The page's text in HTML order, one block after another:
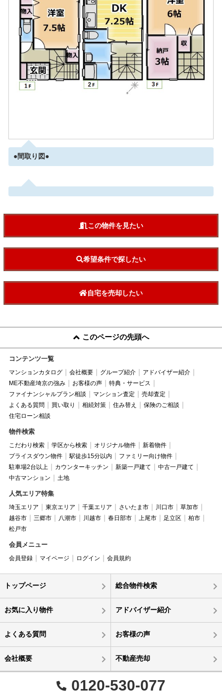
●間取り図●
この物件を見たい
希望条件で探したい
自宅を売却したい
このページの先頭へ
コンテンツ一覧
マンションカタログ 会社概要 グループ紹介
アドバイザー紹介
ME不動産埼京の強み
お客様の声
特典・サービス
ファイナンシャルプラン相談
マンション査定
売却査定
よくある質問
買い取り 相続対策 住み替え
保険のご相談
住宅ローン相談
物件検索
こだわり検索 学区から検索 オリジナル物件
新着物件
プライスダウン物件
駅徒歩15分以内
ファミリー向け物件
駐車場2台以上
カウンターキッチン 新築一戸建て
中古一戸建て
中古マンション
土地
人気エリア特集
埼玉エリア 東京エリア 千葉エリア さいたま市 川口市
草加市
越谷市
三郷市 八潮市 川越市 春日部市 上尾市 足立区
柏市
松戸市
会員メニュー
会員登録 マイページ ログイン 会員規約
トップページ 総合物件検索
お気に入り物件 アドバイザー紹介
よくある質問 お客様の声
会社概要 不動産売却
0120-530-077